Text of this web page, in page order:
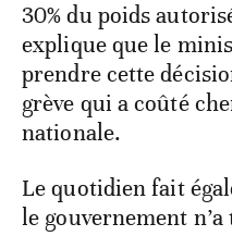
30% du poids
explique que le
prendre cette
grève qui a coûté
nationale.
Le quotidien fait
le gouvernement